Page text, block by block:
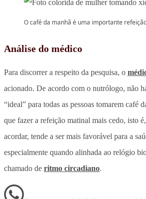
O café da manhã é uma importante
Análise do médico
Para discorrer a respeito da pesquisa, o
acionado. De acordo com o nutrólogo, não
“ideal” para todas as pessoas tomarem café
que fazer a refeição matinal mais cedo, isto
acordar, tende a ser mais favorável para a
especialmente quando alinhada ao relógio
chamado de ritmo circadiano.